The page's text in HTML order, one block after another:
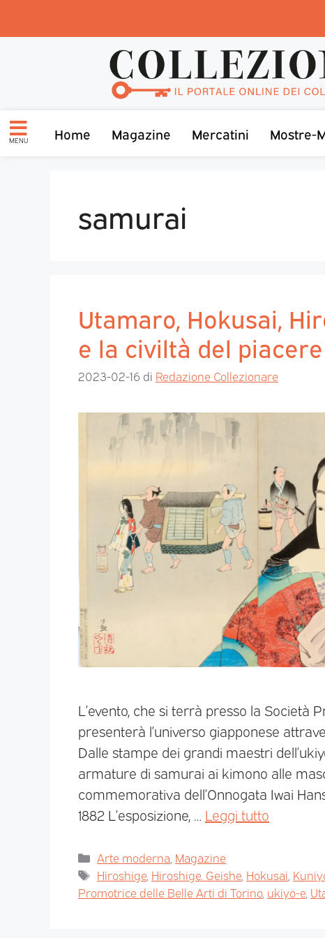
MENU Home Magazine Mercatini Mostre-
samurai
Utamaro, Hokusai,
e la civiltà del piacere
2023-02-16 di Redazione Collezionare
L’evento, che si terrà presso la Società
presenterà l’universo giapponese
Dalle stampe dei grandi maestri
armature di samurai ai kimono alle
commemorativa dell’Onnogata Iwai
1882 L’esposizione, … Leggi tutto
Arte moderna Magazine
Hiroshige, Hiroshige. Geishe, Hokusai
Promotrice delle Belle Arti di Torino, ukiyo-e,